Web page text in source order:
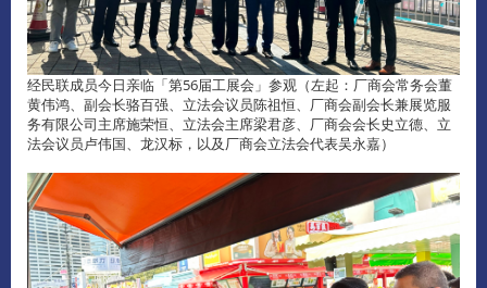
经民联成员今日亲临「第56届工展会」参观（左起：厂商会常务会董
黄伟鸿、副会长骆百强、立法会议员陈祖恒、厂商会副会长兼展览服
务有限公司主席施荣恒、立法会主席梁君彦、厂商会会长史立德、立
法会议员卢伟国、龙汉标，以及厂商会立法会代表吴永嘉）